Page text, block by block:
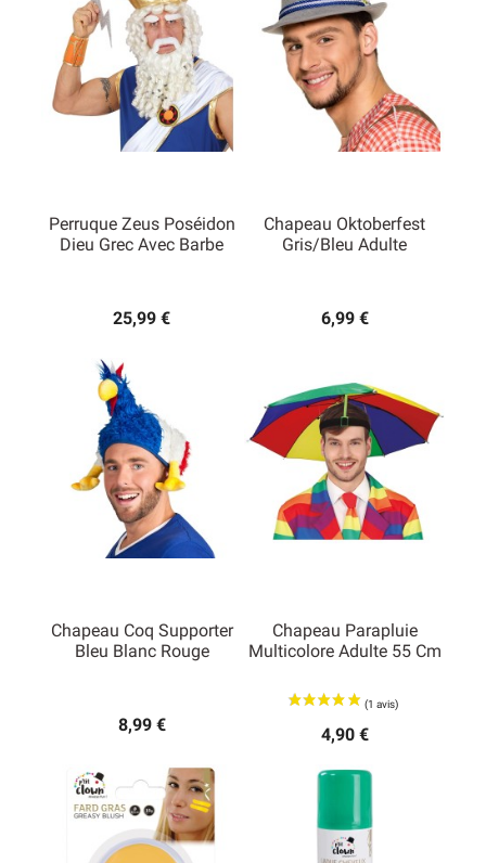
Perruque Zeus Poséidon
Dieu Grec Avec Barbe
25,99 €
Chapeau Oktoberfest
Gris/bleu Adulte
6,99 €
Chapeau Coq Supporter
Bleu Blanc Rouge
8,99 €
Chapeau Parapluie
Multicolore Adulte 55 Cm
4,90 €